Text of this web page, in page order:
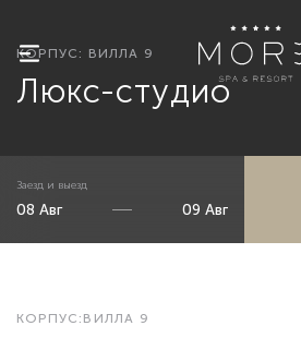
КОРПУС: ВИЛЛА 9
Люкс-студио
Заезд и выезд
КОРПУС:ВИЛЛА 9